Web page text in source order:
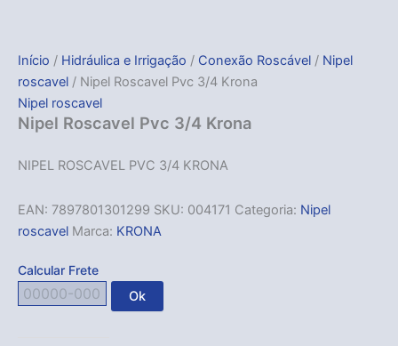
Início / Hidráulica e Irrigação / Conexão Roscável / Nipel
roscavel / Nipel Roscavel Pvc 3/4 Krona
Nipel roscavel
Nipel Roscavel Pvc 3/4 Krona
NIPEL ROSCAVEL PVC 3/4 KRONA
EAN: 7897801301299 SKU: 004171 Categoria: Nipel
roscavel Marca: KRONA
Calcular Frete
Ok